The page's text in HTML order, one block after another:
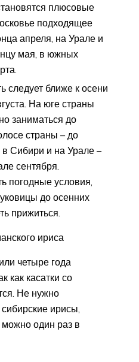
плюсовые
подходящее
апреля, на Урале и
мая, в южных
следует ближе к осени
На юге страны
заниматься до
страны – до
Сибири и на Урале –
сентября.
погодные условия,
до осенних
прижиться.
ириса
четыре года
как касатки со
Не нужно
ирисы,
один раз в